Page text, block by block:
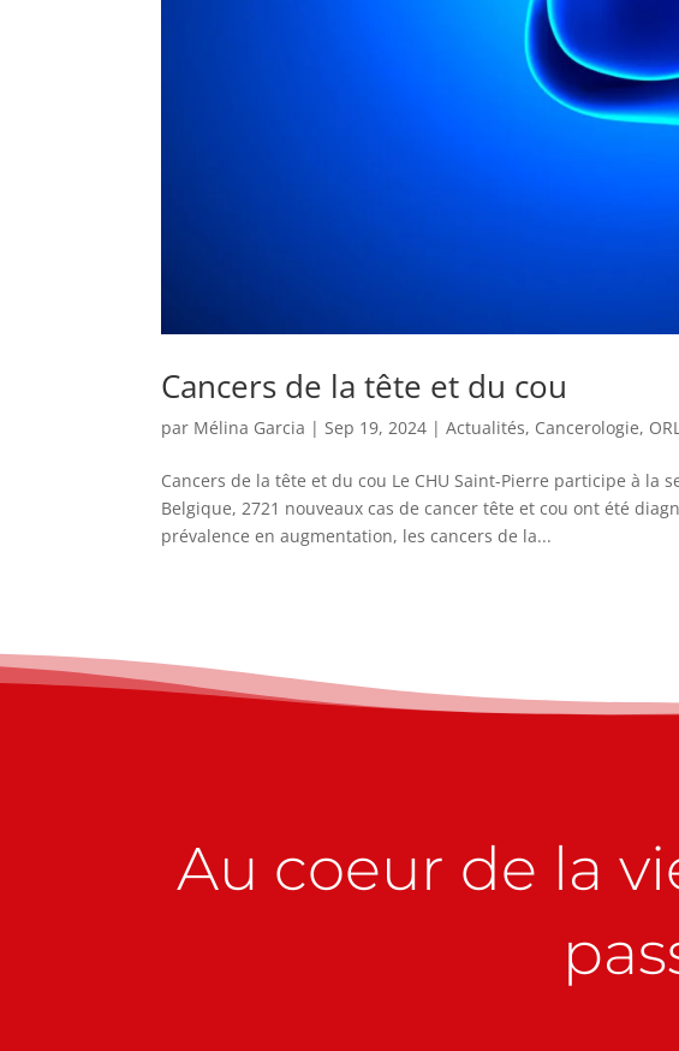
Cancers de la tête et du cou
par Mélina Garcia | Sep 19, 2024 |Actualités, Cancerologie, ORL
Cancers de la tête et du cou Le CHU Saint-Pierre participe à la
Belgique, 2721 nouveaux cas de cancer tête et cou ont été
prévalence en augmentation, les cancers de la...
Au coeur de la